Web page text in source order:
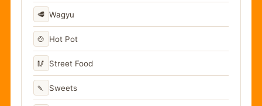
🥩 Wagyu
🍲 Hot Pot
🥢 Street Food
🍡 Sweets